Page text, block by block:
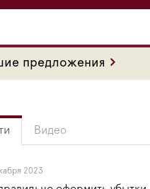
предложения
Видео
2023